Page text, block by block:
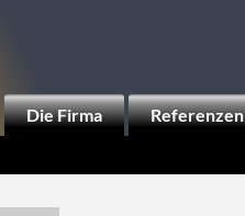
Die Firma Referenzen